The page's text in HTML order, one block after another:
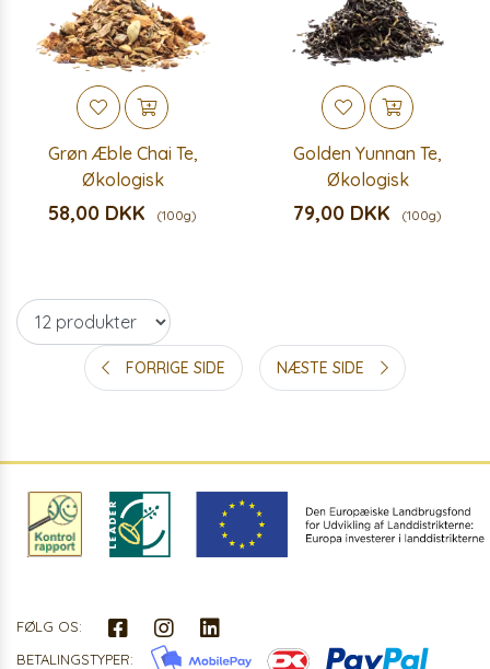
Grøn Æble Chai Te,
Økologisk
58,00 DKK (100g)
Golden Yunnan Te,
Økologisk
79,00 DKK (100g)
FORRIGE SIDE NÆSTE SIDE
FØLG OS:
BETALINGSTYPER: